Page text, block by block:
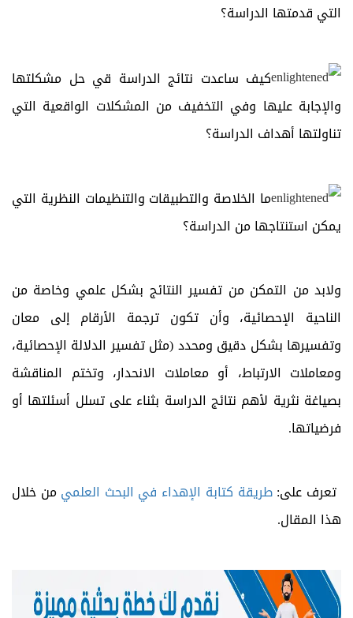
التي قدمتها الدراسة؟
كيف ساعدت نتائج الدراسة قي حل مشكلتها
والإجابة عليها وفي التخفيف من المشكلات الواقعية التي
تناولتها أهداف الدراسة؟
ما الخلاصة والتطبيقات والتنظيمات النظرية التي
يمكن استنتاجها من الدراسة؟
ولابد من التمكن من تفسير النتائج بشكل علمي وخاصة من
الناحية الإحصائية، وأن تكون ترجمة الأرقام إلى معان
وتفسيرها بشكل دقيق ومحدد (مثل تفسير الدلالة الإحصائية،
ومعاملات الارتباط، أو معاملات الانحدار، وتختم المناقشة
بصياغة نثرية لأهم نتائج الدراسة بثناء على تسلل أسئلتها أو
فرضياتها.
تعرف على:طريقة كتابة الإهداء في البحث العلميمن خلال
هذا المقال.